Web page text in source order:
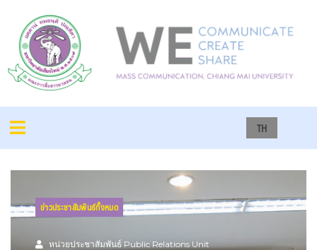
TH
ข่าวประชาสัมพันธ์ทั้งหมด
หน่วยประชาสัมพันธ์ Public Relations Unit